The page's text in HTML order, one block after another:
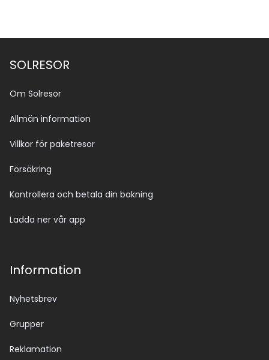
SOLRESOR
Om Solresor
Allmän information
Villkor för paketresor
Försäkring
Kontrollera och betala din bokning
Ladda ner vår app
Information
Nyhetsbrev
Grupper
Reklamation